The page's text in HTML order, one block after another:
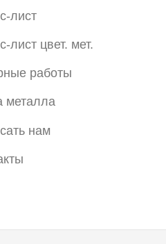
лист
лист цвет. мет.
работы
металла
нам